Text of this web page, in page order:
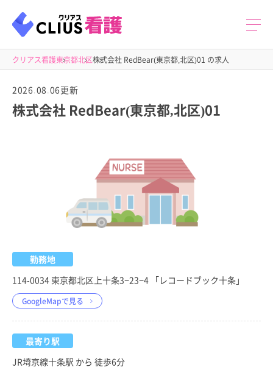
クリアス看護東京都北区株式会社 RedBear(東京都,北区)01 の求人
2026.08.06更新
株式会社 RedBear(東京都,北区)01
勤務地
114-0034 東京都北区上十条3−23−4 「レコードブック十条」
GoogleMapで見る
最寄り駅
JR埼京線十条駅 から 徒歩6分